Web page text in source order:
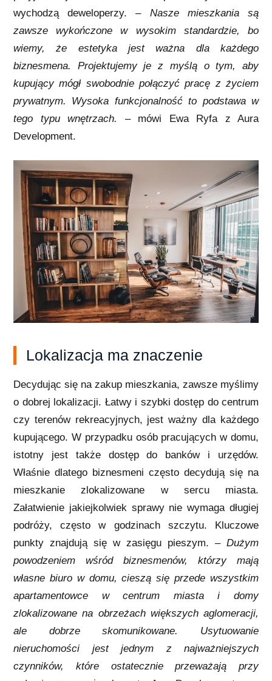
wychodzą deweloperzy. – Nasze mieszkania są
zawsze wykończone w wysokim standardzie, bo
wiemy, że estetyka jest ważna dla każdego
biznesmena. Projektujemy je z myślą o tym, aby
kupujący mógł swobodnie połączyć pracę z życiem
prywatnym. Wysoka funkcjonalność to podstawa w
tego typu wnętrzach. – mówi Ewa Ryfa z Aura
Development.
Lokalizacja ma znaczenie
Decydując się na zakup mieszkania, zawsze myślimy
o dobrej lokalizacji. Łatwy i szybki dostęp do centrum
czy terenów rekreacyjnych, jest ważny dla każdego
kupującego. W przypadku osób pracujących w domu,
istotny jest także dostęp do banków i urzędów.
Właśnie dlatego biznesmeni często decydują się na
mieszkanie zlokalizowane w sercu miasta.
Załatwienie jakiejkolwiek sprawy nie wymaga długiej
podróży, często w godzinach szczytu. Kluczowe
punkty znajdują się w zasięgu pieszym. – Dużym
powodzeniem wśród biznesmenów, którzy mają
własne biuro w domu, cieszą się przede wszystkim
apartamentowce w centrum miasta i domy
zlokalizowane na obrzeżach większych aglomeracji,
ale dobrze skomunikowane. Usytuowanie
nieruchomości jest jednym z najważniejszych
czynników, które ostatecznie przeważają przy